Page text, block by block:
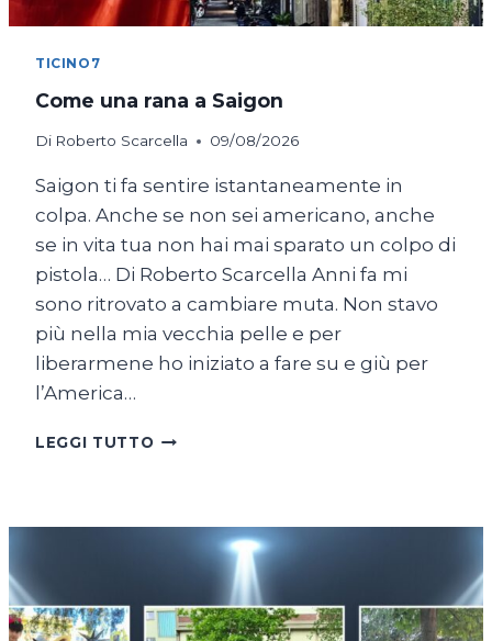
TICINO7
Come una rana a Saigon
Di Roberto Scarcella 09/08/2026
Saigon ti fa sentire istantaneamente in
colpa. Anche se non sei americano, anche
se in vita tua non hai mai sparato un colpo di
pistola… Di Roberto Scarcella Anni fa mi
sono ritrovato a cambiare muta. Non stavo
più nella mia vecchia pelle e per
liberarmene ho iniziato a fare su e giù per
l’America…
LEGGI TUTTO COME
SAIGON